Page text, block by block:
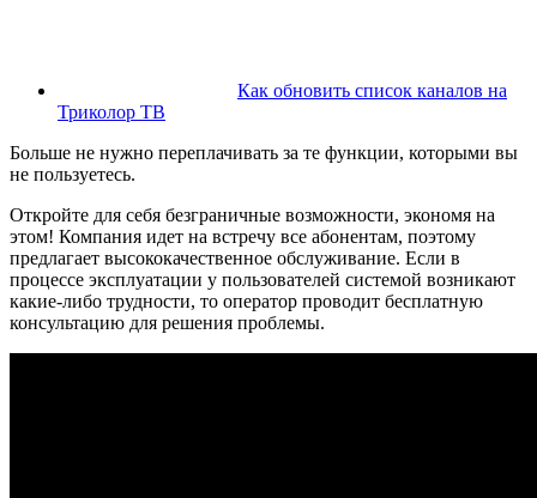
Как обновить список каналов на
Триколор ТВ
Больше не нужно переплачивать за те функции, которыми вы
не пользуетесь.
Откройте для себя безграничные возможности, экономя на
этом! Компания идет на встречу все абонентам, поэтому
предлагает высококачественное обслуживание. Если в
процессе эксплуатации у пользователей системой возникают
какие-либо трудности, то оператор проводит бесплатную
консультацию для решения проблемы.